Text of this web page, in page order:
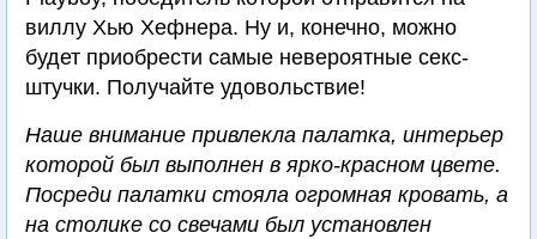
виллу Хью Хефнера. Ну и, конечно, можно
будет приобрести самые невероятные секс-
штучки. Получайте удовольствие!
Наше внимание привлекла палатка, интерьер
которой был выполнен в ярко-красном цвете.
Посреди палатки стояла огромная кровать, а
на столике со свечами был установлен